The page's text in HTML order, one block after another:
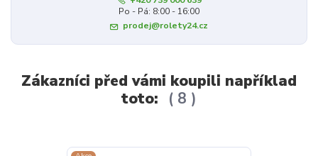
Po - Pá: 8:00 - 16:00
prodej@rolety24.cz
Zákazníci před vámi koupili například
toto:
8